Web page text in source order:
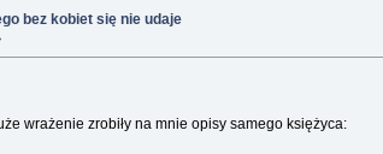
bez kobiet się nie udaje
wrażenie zrobiły na mnie opisy samego księżyca: